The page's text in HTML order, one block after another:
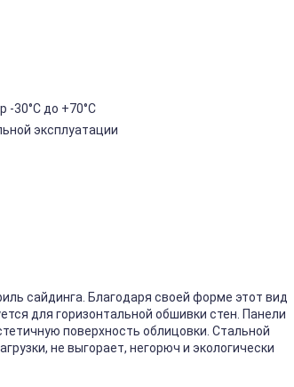
30°C до +70°C
эксплуатации
сайдинга. Благодаря своей форме этот вид
для горизонтальной обшивки стен. Панели
поверхность облицовки. Стальной
не выгорает, негорюч и экологически